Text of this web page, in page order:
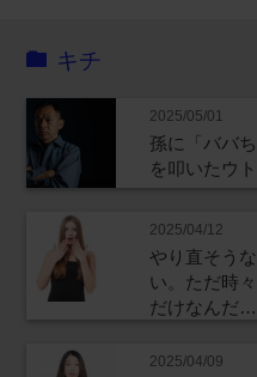
キチ
2025/05/01
孫に「ババ
を叩いたウト
2025/04/12
やり直そう
い。ただ時
だけなんだ…
2025/04/09